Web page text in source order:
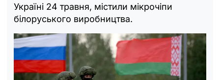
Україні 24 травня, містили мікрочіпи
білоруського виробництва.